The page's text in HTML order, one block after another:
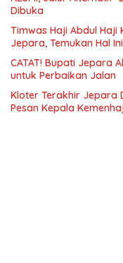
Dibuka
Timwas Haji Abdul Haji
Jepara, Temukan Hal Ini
CATAT! Bupati Jepara
untuk Perbaikan Jalan
Kloter Terakhir Jepara
Pesan Kepala Kemenhaj